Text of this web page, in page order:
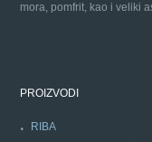
mora, pomfrit, kao i veliki
PROIZVODI
RIBA